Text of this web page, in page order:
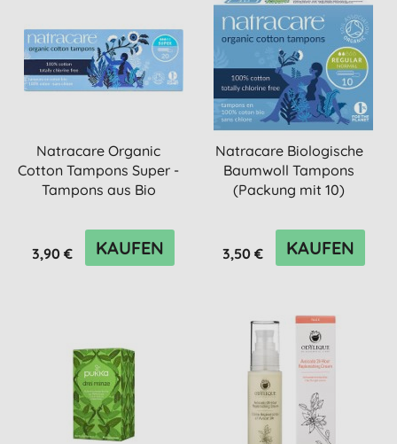
Natracare Organic
Cotton Tampons Super -
Tampons aus Bio
3,90 € KAUFEN
Natracare Biologische
Baumwoll Tampons
(Packung mit 10)
3,50 € KAUFEN